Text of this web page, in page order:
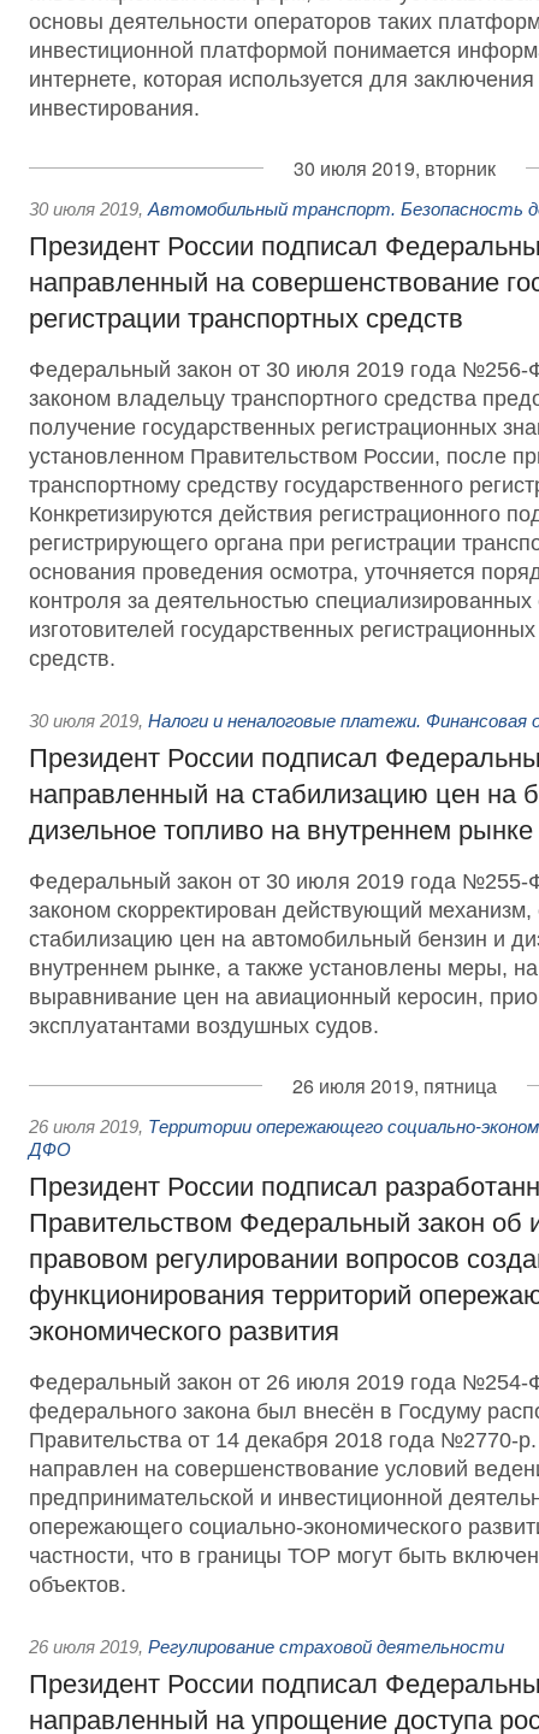
основы деятельности операторов таких
инвестиционной платформой понимается
интернете, которая используется для
инвестирования.
30 июля 2019, вторник
30 июля 2019, Автомобильный транспорт. Безопасность
Президент России подписал
направленный на совершенствование
регистрации транспортных средств
Федеральный закон от 30 июля 2019 года
законом владельцу транспортного средства
получение государственных регистрационных
установленном Правительством России, после
транспортному средству государственного
Конкретизируются действия регистрационного
регистрирующего органа при регистрации
основания проведения осмотра, уточняется
контроля за деятельностью специализированных
изготовителей государственных
средств.
30 июля 2019, Налоги и неналоговые платежи.
Президент России подписал
направленный на стабилизацию цен на
дизельное топливо на внутреннем рынке
Федеральный закон от 30 июля 2019 года
законом скорректирован действующий
стабилизацию цен на автомобильный бензин и
внутреннем рынке, а также установлены меры,
выравнивание цен на авиационный керосин,
эксплуатантами воздушных судов.
26 июля 2019, пятница
26 июля 2019, Территории опережающего социально-
ДФО
Президент России подписал
Правительством Федеральный закон об
правовом регулировании вопросов
функционирования территорий
экономического развития
Федеральный закон от 26 июля 2019 года №254-
федерального закона был внесён в Госдуму
Правительства от 14 декабря 2018 года №2770-
направлен на совершенствование условий
предпринимательской и инвестиционной
опережающего социально-экономического
частности, что в границы ТОР могут быть
объектов.
26 июля 2019, Регулирование страховой деятельности
Президент России подписал
направленный на упрощение доступа